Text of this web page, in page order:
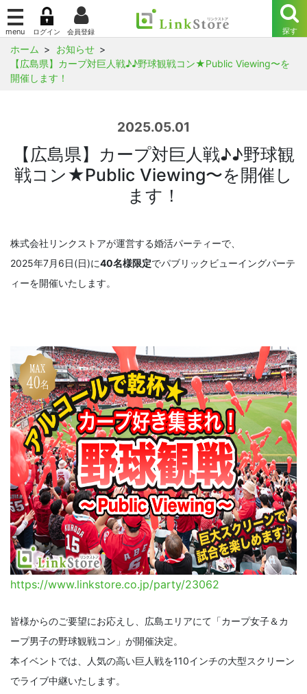
ホーム
お知らせ
【広島県】カープ対巨人戦♪♪野球観戦コン★Public Viewing〜を
開催します！
2025.05.01
【広島県】カープ対巨人戦♪♪野球観
戦コン★Public Viewing〜を開催し
ます！
株式会社リンクストアが運営する婚活パーティーで、
2025年7月6日(日)に40名様限定でパブリックビューイングパーテ
ィーを開催いたします。
https://www.linkstore.co.jp/party/23062
皆様からのご要望にお応えし、広島エリアにて「カープ女子＆カ
ープ男子の野球観戦コン」が開催決定。
本イベントでは、人気の高い巨人戦を110インチの大型スクリーン
でライブ中継いたします。